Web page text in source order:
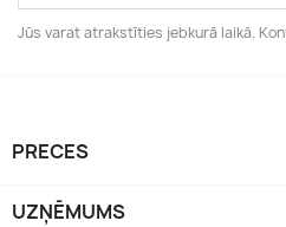
Jūs varat atrakstīties jebkurā laikā.
PRECES
UZŅĒMUMS